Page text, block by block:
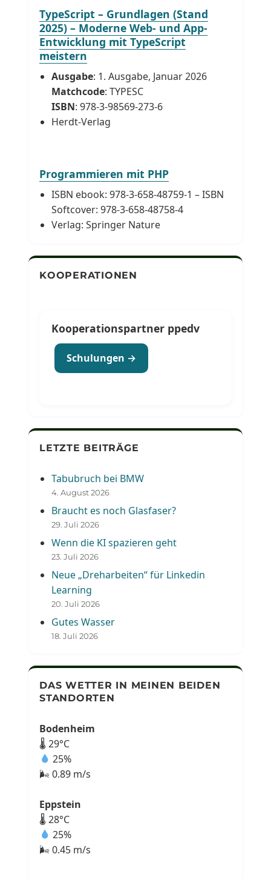
TypeScript – Grundlagen (Stand
2025) – Moderne Web- und App-
Entwicklung mit TypeScript
meistern
Ausgabe: 1. Ausgabe, Januar 2026
Matchcode: TYPESC
ISBN: 978-3-98569-273-6
Herdt-Verlag
Programmieren mit PHP
ISBN ebook: 978-3-658-48759-1 – ISBN
Softcover: 978-3-658-48758-4
Verlag: Springer Nature
KOOPERATIONEN
Kooperationspartner ppedv
Schulungen →
LETZTE BEITRÄGE
Tabubruch bei BMW
4. August 2026
Braucht es noch Glasfaser?
29. Juli 2026
Wenn die KI spazieren geht
23. Juli 2026
Neue „Dreharbeiten“ für Linkedin
Learning
20. Juli 2026
Gutes Wasser
18. Juli 2026
DAS WETTER IN MEINEN BEIDEN
STANDORTEN
Bodenheim
🌡 29°C
25%
🌬 0.89 m/s
Eppstein
🌡 28°C
25%
🌬 0.45 m/s